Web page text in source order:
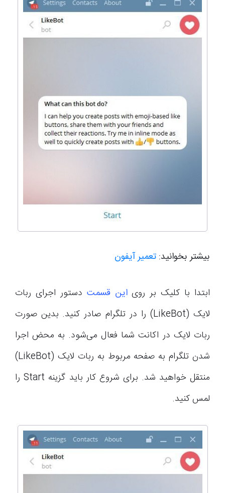
بیشتر بخوانید: تعمیر آیفون
ابتدا با کلیک بر رویاین قسمت دستور اجرای ربات
لایک (LikeBot) را در تلگرام صادر کنید. بدین صورت
ربات لایک در اکانت شما فعال می‌شود. به محض اجرا
شدن تلگرام به صفحه مربوط به ربات لایک (LikeBot)
منتقل خواهید شد. برای شروع کار باید گزینه Start را
لمس کنید.